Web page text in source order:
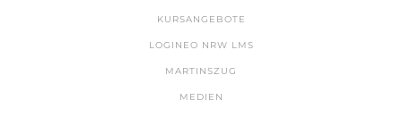
KURSANGEBOTE
LOGINEO NRW LMS
MARTINSZUG
MEDIEN